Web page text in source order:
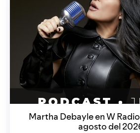
Martha Debayle en W
agosto del